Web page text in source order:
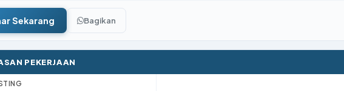
Sekarang Bagikan
PEKERJAAN